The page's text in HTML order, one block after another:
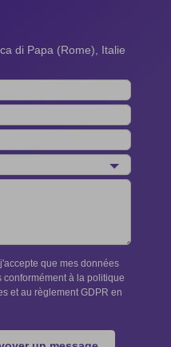
di Papa (Rome), Italie
que mes données
à la politique
et au règlement GDPR en